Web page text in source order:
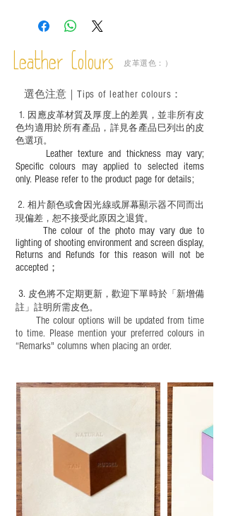
－ 此產品含有細小配件、尖銳物件，恕不
必須由成年人陪同下使用並應小心處理。
Leather Colours 皮革選色：）
1. ​ 因應皮革材質及厚度上的差異，並非所有皮
色均適用於所有產品，詳見各產品巳列出的皮
色選項。
Leather texture and thickness may vary;
Specific colours may applied to selected items
only. Please refer to the product page for details;
​2.相片顏色或會因光線或屏幕顯示器不同而出
現偏差，恕不接受此原因之退貨。
The colour of the photo may vary due to
lighting of shooting environment and screen display,
Returns and Refunds for this reason will not be
accepted；
3. 皮色將不定期更新，歡迎下單時於「新增備
註」註明 所需皮色。
The colour options will be updated from time
to time. Please mention your preferred colours in
“Remarks" columns when placing an order.
選色注意｜ Tips of leather colours ：